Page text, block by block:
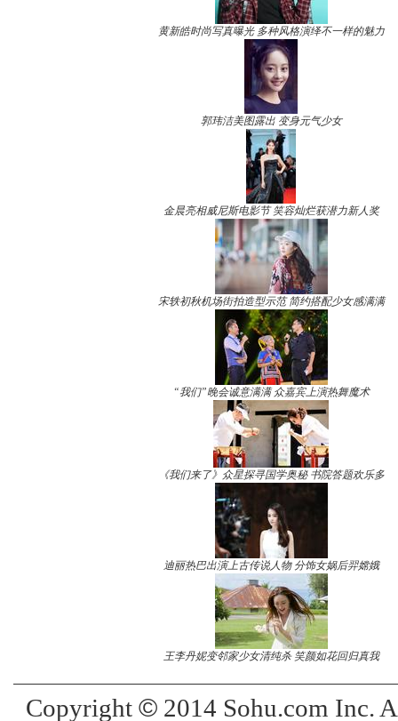
黄新皓时尚写真曝光 多种风格演绎不一样的魅力
郭玮洁美图露出 变身元气少女
金晨亮相威尼斯电影节 笑容灿烂获潜力新人奖
宋轶初秋机场街拍造型示范 简约搭配少女感满满
“我们”晚会诚意满满 众嘉宾上演热舞魔术
《我们来了》众星探寻国学奥秘 书院答题欢乐多
迪丽热巴出演上古传说人物 分饰女娲后羿嫦娥
王李丹妮变邻家少女清纯杀 笑颜如花回归真我
Copyright ©2014 Sohu.com Inc.